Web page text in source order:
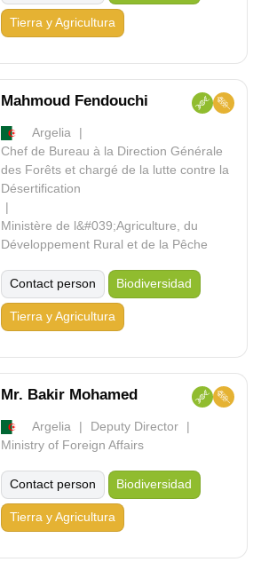
Tierra y Agricultura
Mahmoud Fendouchi
Argelia
Chef de Bureau à la Direction Générale
des Forêts et chargé de la lutte contre la
Désertification
Ministère de l&#039;Agriculture, du
Développement Rural et de la Pêche
Contact person Biodiversidad
Tierra y Agricultura
Mr. Bakir Mohamed
Argelia
Deputy Director
Ministry of Foreign Affairs
Contact person Biodiversidad
Tierra y Agricultura